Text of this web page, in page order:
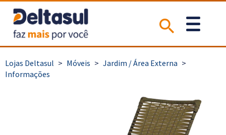
> Móveis > Jardim / Área Externa >
Informações